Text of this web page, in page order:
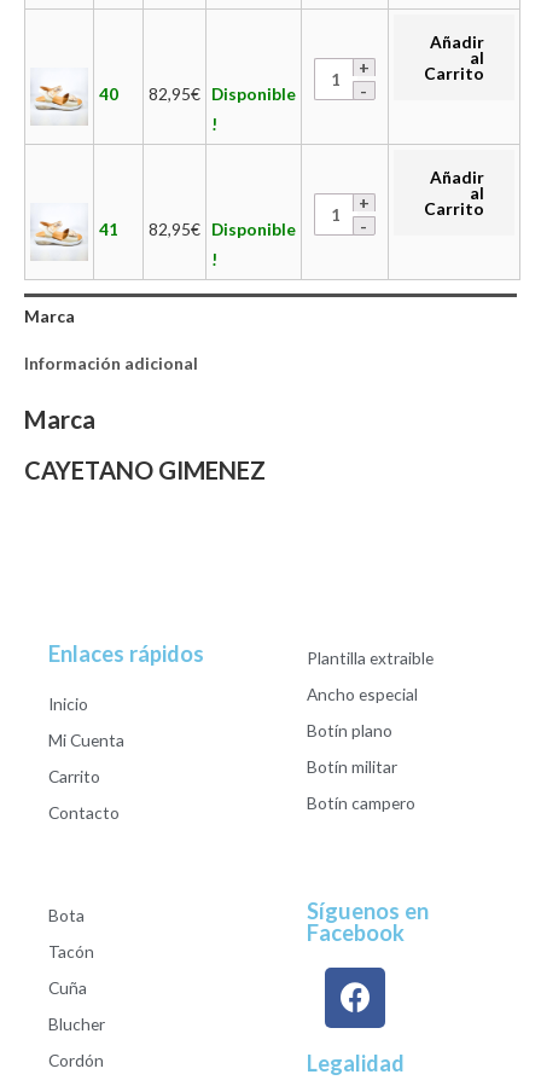
40 82,95€ Disponible
!
Añadir
al
Carrito
41 82,95€ Disponible
!
Añadir
al
Carrito
Marca
Información adicional
Marca
CAYETANO GIMENEZ
Enlaces rápidos
Inicio
Mi Cuenta
Carrito
Contacto
Plantilla extraible
Ancho especial
Botín plano
Botín militar
Botín campero
Bota
Tacón
Cuña
Blucher
Cordón
Síguenos en
Facebook
Legalidad